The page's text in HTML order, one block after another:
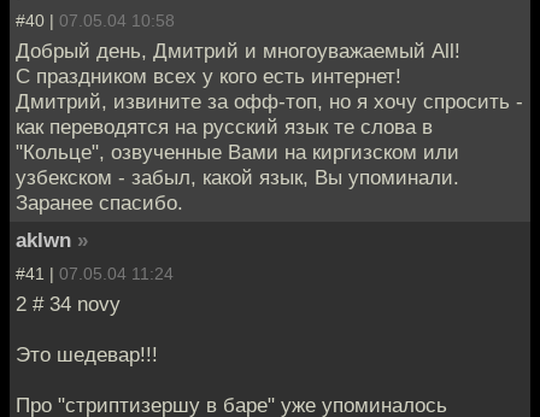
#40 | 07.05.04 10:58
Добрый день, Дмитрий и многоуважаемый All!
С праздником всех у кого есть интернет!
Дмитрий, извините за офф-топ, но я хочу спросить -
как переводятся на русский язык те слова в
"Кольце", озвученные Вами на киргизском или
узбекском - забыл, какой язык, Вы упоминали.
Заранее спасибо.
aklwn »
#41 | 07.05.04 11:24
2 # 34 novy
Это шедевар!!!
Про "стриптизершу в баре" уже упоминалось